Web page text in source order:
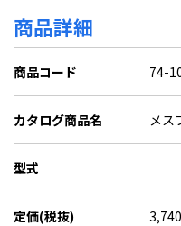
商品詳細
商品コード 74-
カタログ商品名 メ
型式
定価(税抜)